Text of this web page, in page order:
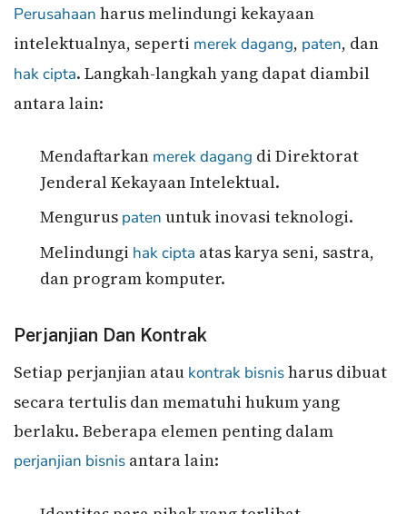
Perusahaan harus melindungi kekayaan
intelektualnya, seperti merek dagang, paten, dan
hak cipta. Langkah-langkah yang dapat diambil
antara lain:
Mendaftarkan merek dagang di Direktorat
Jenderal Kekayaan Intelektual.
Mengurus paten untuk inovasi teknologi.
Melindungi hak cipta atas karya seni, sastra,
dan program komputer.
Perjanjian Dan Kontrak
Setiap perjanjian atau kontrak bisnisharus dibuat
secara tertulis dan mematuhi hukum yang
berlaku. Beberapa elemen penting dalam
perjanjian bisnis antara lain: